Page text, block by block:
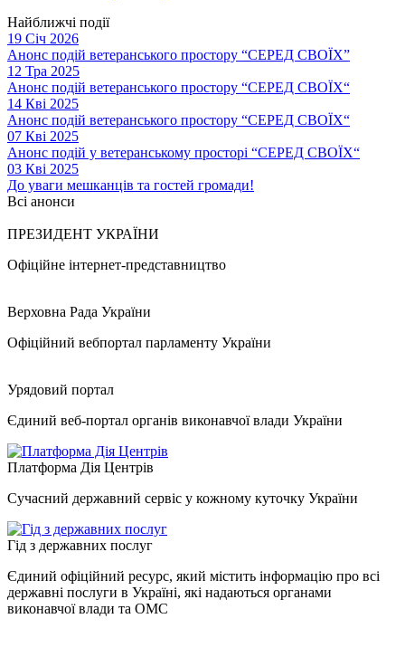
Найближчі події
19 Січ 2026
Анонс подій ветеранського простору “СЕРЕД СВОЇХ”
12 Тра 2025
Анонс подій ветеранського простору “СЕРЕД СВОЇХ“
14 Кві 2025
Анонс подій ветеранського простору “СЕРЕД СВОЇХ“
07 Кві 2025
Анонс подій у ветеранському просторі “СЕРЕД СВОЇХ“
03 Кві 2025
До уваги мешканців та гостей громади!
Всі анонси
ПРЕЗИДЕНТ УКРАЇНИ
Офіційне інтернет-представництво
Верховна Рада України
Офіційний вебпортал парламенту України
Урядовий портал
Єдиний веб-портал органів виконавчої влади України
Платформа Дія Центрів
Сучасний державний сервіс у кожному куточку України
Гід з державних послуг
Єдиний офіційний ресурс, який містить інформацію про всі
державні послуги в Україні, які надаються органами
виконавчої влади та ОМС